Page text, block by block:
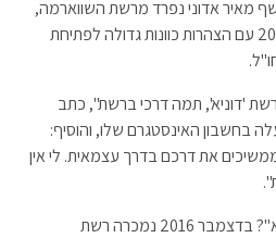
מאיר אדוני נפרד מרשת השווארמה,
שהתחילה את דרכה בינואר 2018 עם הצהרות כוונות גדולה לפתיחת
לרשת 'דוניא', תמה דרכי ברשת", כתב
בחשבון האינסטגרם שלו, והוסיף:
את דרכם בדרך עצמאית. לי אין
אז מה בדיוק קרה ברשת "דוניא"? בדצמבר 2016 נמכרה רשת